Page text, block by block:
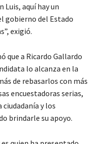
Luis, aquí hay un
gobierno del Estado
exigió.
que a Ricardo Gallardo
lo alcanza en la
de rebasarlos con más
encuestadoras serias,
y los
brindarle su apoyo.